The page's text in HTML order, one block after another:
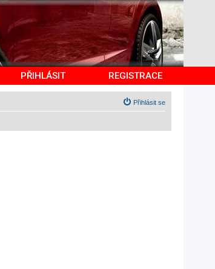
PŘIHLÁSIT REGISTRACE
Přihlásit se